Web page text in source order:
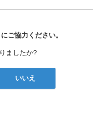
ご協力ください。
ましたか?
いいえ